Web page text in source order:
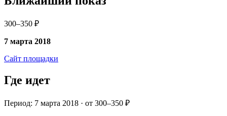
300–350 ₽
7 марта 2018
Сайт площадки
Где идет
Период: 7 марта 2018 · от 300–350 ₽